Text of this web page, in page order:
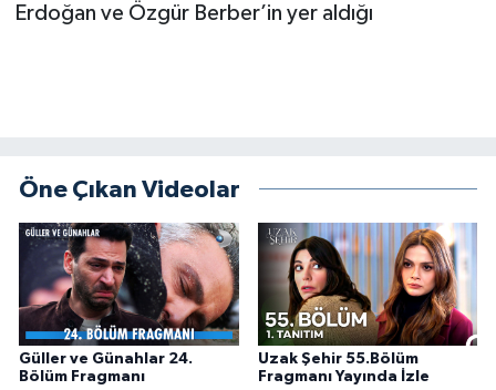
Erdoğan ve Özgür Berber’in yer aldığı
Öne Çıkan Videolar
Güller ve Günahlar 24.
Bölüm Fragmanı
Uzak Şehir 55.Bölüm
Fragmanı Yayında İzle